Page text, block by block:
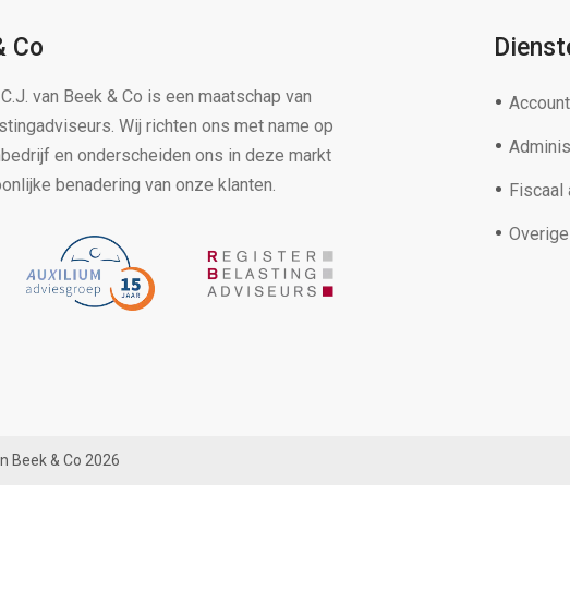
Co
van Beek & Co is een maatschap van
Wij richten ons met name op
en onderscheiden ons in deze markt
benadering van onze klanten.
Fiscaal
Beek & Co 2026